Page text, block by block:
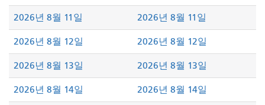
2026년 8월 11일 2026년 8월 11일
2026년 8월 12일 2026년 8월 12일
2026년 8월 13일 2026년 8월 13일
2026년 8월 14일 2026년 8월 14일